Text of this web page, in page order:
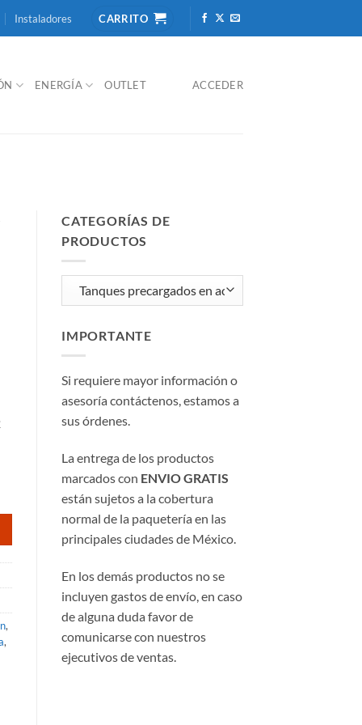
Instaladores CARRITO
ENERGÍA OUTLET ACCEDER
,
,
CATEGORÍAS DE
PRODUCTOS
IMPORTANTE
Si requiere mayor información o
asesoría contáctenos, estamos a
sus órdenes.
La entrega de los productos
marcados con ENVIO GRATIS
están sujetos a la cobertura
normal de la paquetería en las
principales ciudades de México.
En los demás productos no se
incluyen gastos de envío, en caso
de alguna duda favor de
comunicarse con nuestros
ejecutivos de ventas.